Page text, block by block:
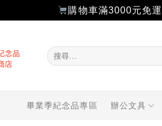
購物車滿3000元免
搜
尋
畢業季紀念品專區 辦公文具